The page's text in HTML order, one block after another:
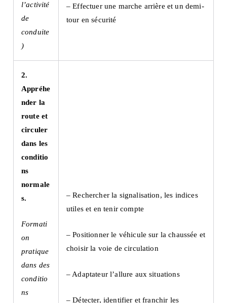
l’activité
de
conduite
)
– Effectuer une marche arrière et un demi-
tour en sécurité
2.
Appréhe
nder la
route et
circuler
dans les
conditio
ns
normale
s.
Formati
on
pratique
dans des
conditio
ns
– Rechercher la signalisation, les indices
utiles et en tenir compte
– Positionner le véhicule sur la chaussée et
choisir la voie de circulation
– Adaptateur l’allure aux situations
– Détecter, identifier et franchir les